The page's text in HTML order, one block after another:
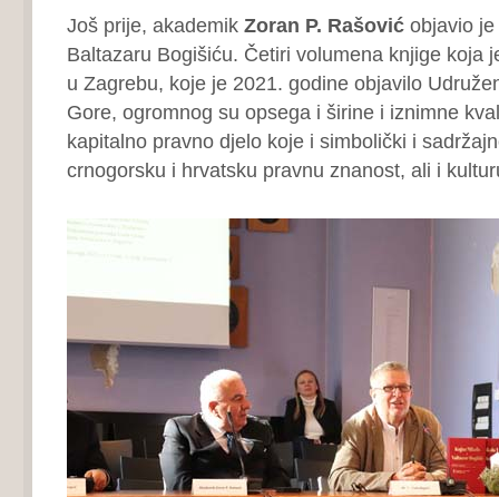
Još prije, akademik Zoran P. Rašovićobjavio je
Baltazaru Bogišiću. Četiri volumena knjige koja
u Zagrebu, koje je 2021. godine objavilo
Gore, ogromnog su opsega i širine i iznimne
kapitalno pravno djelo koje i simbolički i
crnogorsku i hrvatsku pravnu znanost, ali i